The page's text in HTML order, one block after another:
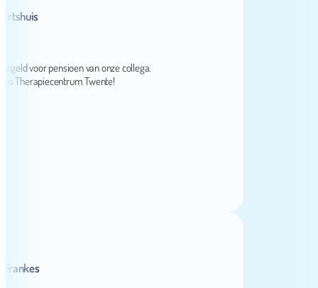
voor pensioen van onze collega.
Twente!